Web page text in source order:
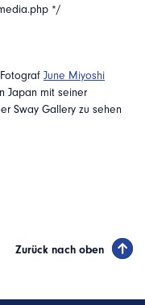
*/
June Miyoshi
Japan mit seiner
Sway Gallery zu sehen
Zurück nach oben